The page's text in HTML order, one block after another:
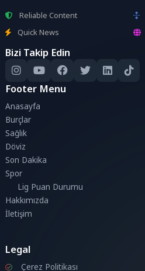
Reliable Content
Quick News
Bizi Takip Edin
Footer Menu
Anasayfa
Burçlar
Sağlık
Döviz
Son Dakika
Spor
Lig Puan Durumu
Hakkımızda
İletişim
Legal
Çerez Politikası